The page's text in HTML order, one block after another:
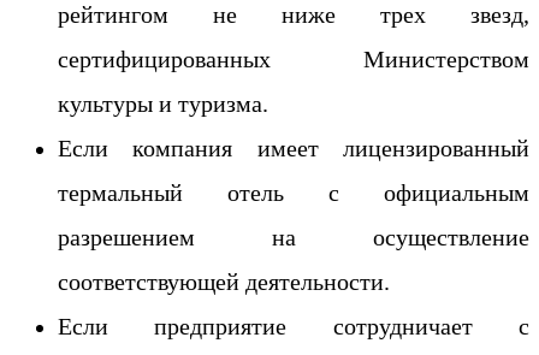
рейтингом не ниже трех звезд,
сертифицированных Министерством
культуры и туризма.
Если компания имеет лицензированный
термальный отель с официальным
разрешением на осуществление
соответствующей деятельности.
Если предприятие сотрудничает с